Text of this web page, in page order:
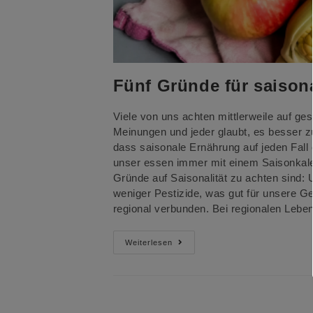
Fünf Gründe für
Viele von uns achten mittlerweile auf
Meinungen und jeder glaubt, es besser
dass saisonale Ernährung auf jeden
unser essen immer mit einem
Gründe auf Saisonalität zu achten sind:
weniger Pestizide, was gut für unsere
regional verbunden. Bei regionalen
WeiterlesenFünf